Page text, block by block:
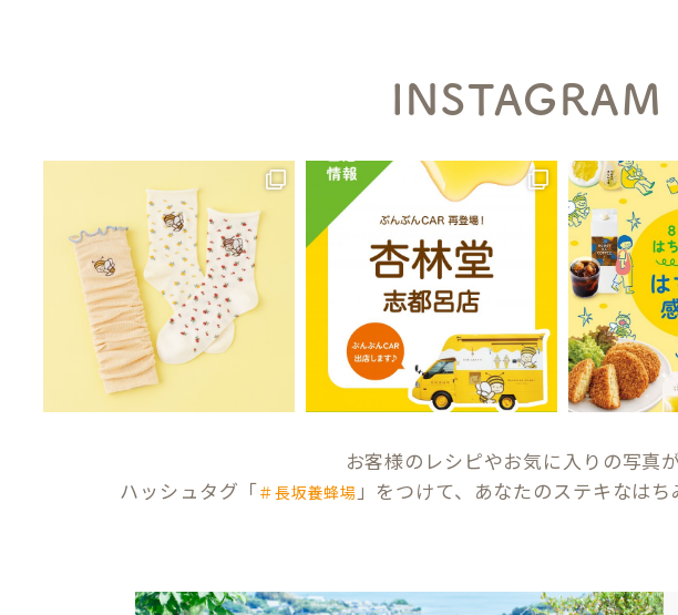
INSTAGRAM
お客様のレシピやお気に入りの写真
ハッシュタグ「＃長坂養蜂場 」をつけて、あなたのステキなは